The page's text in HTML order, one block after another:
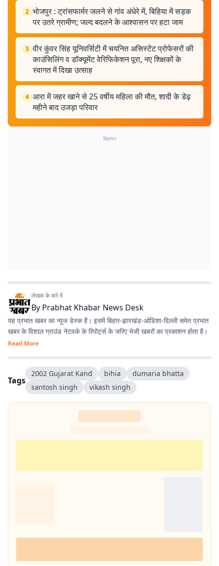
2 भोजपुर : ट्रांसफार्मर जलने से गांव अंधेरे में, बिहिया में सड़क
पर उतरे ग्रामीण; जल्द बदलने के आश्वासन पर हटा जाम
3 वीर कुंवर सिंह यूनिवर्सिटी में चयनित असिस्टेंट प्रोफेसरों की
काउंसिलिंग व डॉक्यूमेंट वेरिफिकेशन पूरा, नए शिक्षकों के
स्वागत में दिखा उत्साह
4 आरा में जहर खाने से 25 वर्षीय महिला की मौत, शादी के डेढ़
महीने बाद उजड़ा परिवार
विज्ञापन
लेखक के बारे में
By Prabhat Khabar News Desk
यह प्रभात खबर का न्यूज डेस्क है। इसमें बिहार-झारखंड-ओडिशा-दिल्‍ली समेत प्रभात
खबर के विशाल ग्राउंड नेटवर्क के रिपोर्ट्स के जरिए भेजी खबरों का प्रकाशन होता है।
Read More
Tags
2002 Gujarat Kand bihia
dumaria bhatta
santosh singh
vikash singh